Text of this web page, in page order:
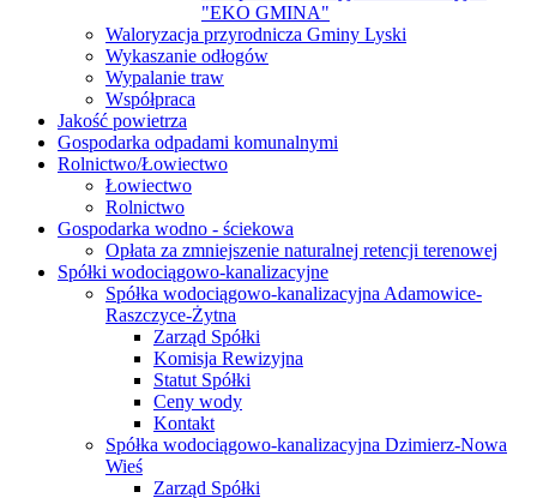
"EKO GMINA"
Waloryzacja przyrodnicza Gminy Lyski
Wykaszanie odłogów
Wypalanie traw
Współpraca
Jakość powietrza
Gospodarka odpadami komunalnymi
Rolnictwo/Łowiectwo
Łowiectwo
Rolnictwo
Gospodarka wodno - ściekowa
Opłata za zmniejszenie naturalnej retencji terenowej
Spółki wodociągowo-kanalizacyjne
Spółka wodociągowo-kanalizacyjna Adamowice-
Raszczyce-Żytna
Zarząd Spółki
Komisja Rewizyjna
Statut Spółki
Ceny wody
Kontakt
Spółka wodociągowo-kanalizacyjna Dzimierz-Nowa
Wieś
Zarząd Spółki